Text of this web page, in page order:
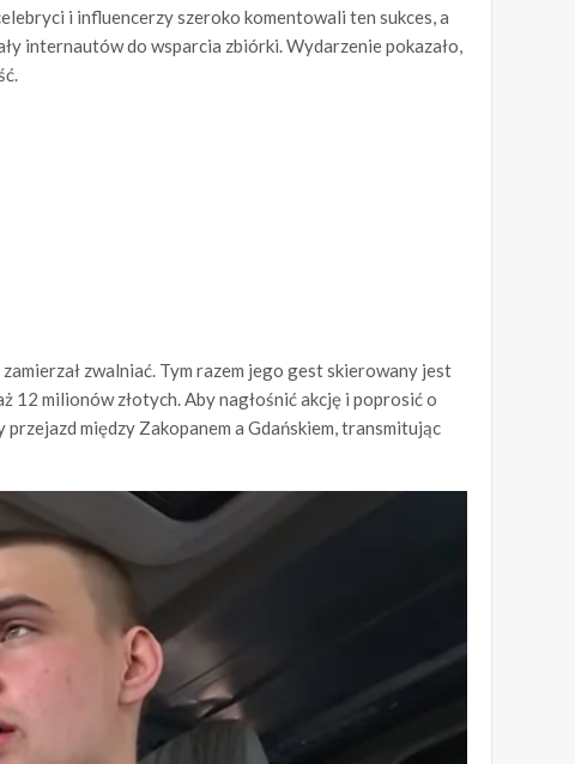
i influencerzy szeroko komentowali ten sukces, a
internautów do wsparcia zbiórki. Wydarzenie pokazało,
zwalniać. Tym razem jego gest skierowany jest
milionów złotych. Aby nagłośnić akcję i poprosić o
między Zakopanem a Gdańskiem, transmitując